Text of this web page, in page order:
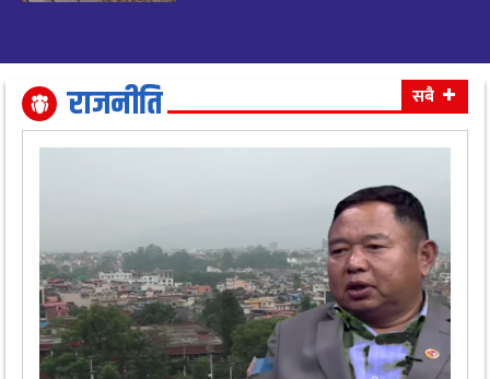
धैर्यले सफलता मिल्नेछ
११ महिना अघि
राजनीति सबै